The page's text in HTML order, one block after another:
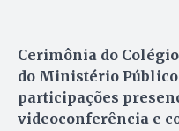
Cerimônia do
do Ministério Público
participações
videoconferência e